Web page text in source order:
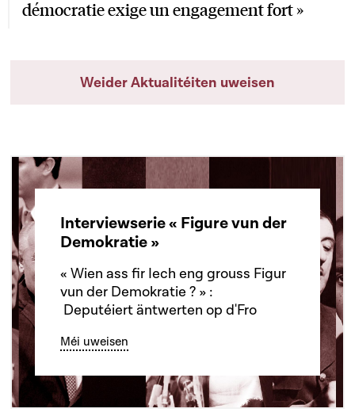
démocratie exige un engagement fort »
Weider Aktualitéiten uweisen
Interviewserie « Figure vun der
Demokratie »
« Wien ass fir Iech eng grouss Figur
vun der Demokratie ? » :
Deputéiert äntwerten op d'Fro
Méi uweisen